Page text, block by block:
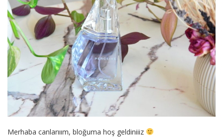
Merhaba canlarııım, bloğuma hoş geldiniiiz